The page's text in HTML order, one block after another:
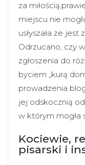
za
miejscu nie
usłyszała że
Odrzucano, czy
zgłoszenia do
byciem „kurą
prowadzenia
jej odskocznią
w którym mogła
Kociewie,
pisarski i